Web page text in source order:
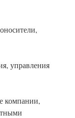
управления
компании,